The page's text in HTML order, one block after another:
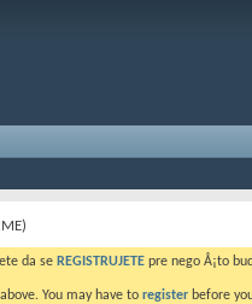
da se REGISTRUJETE pre nego Å¡to
You may have to register before